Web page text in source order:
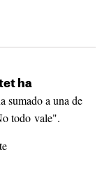
ha
sumado a una de
todo vale".